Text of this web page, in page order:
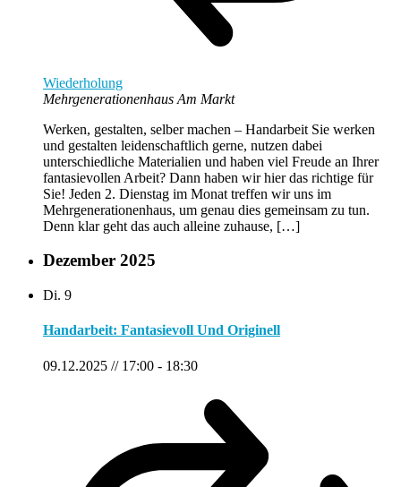
Wiederholung
Mehrgenerationenhaus Am Markt
Werken, gestalten, selber machen – Handarbeit Sie werken
und gestalten leidenschaftlich gerne, nutzen dabei
unterschiedliche Materialien und haben viel Freude an Ihrer
fantasievollen Arbeit? Dann haben wir hier das richtige für
Sie! Jeden 2. Dienstag im Monat treffen wir uns im
Mehrgenerationenhaus, um genau dies gemeinsam zu tun.
Denn klar geht das auch alleine zuhause, […]
Dezember 2025
Di. 9
Handarbeit: Fantasievoll Und Originell
09.12.2025 // 17:00 - 18:30